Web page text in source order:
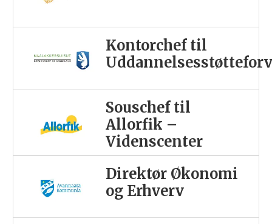
Kontorchef til
Souschef til
Allorfik –
Videnscenter
Direktør Økonomi
og Erhverv